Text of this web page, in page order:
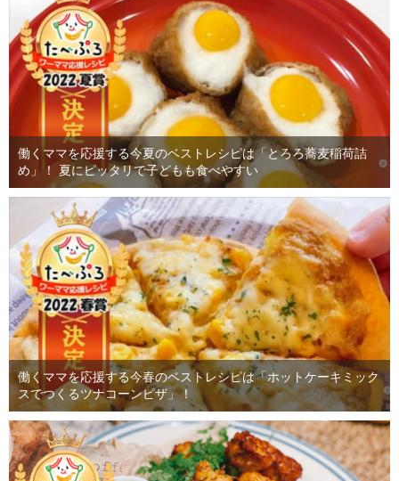
働くママを応援する今夏のベストレシピは「とろろ蕎麦稲荷詰
め」！ 夏にピッタリで子どもも食べやすい
働くママを応援する今春のベストレシピは「ホットケーキミック
スでつくるツナコーンピザ」！